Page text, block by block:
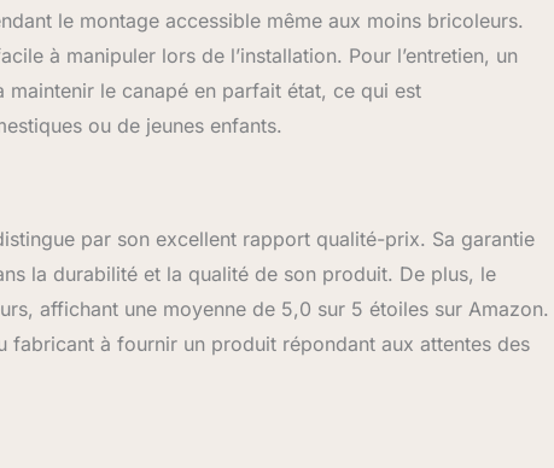
le montage accessible même aux moins bricoleurs.
à manipuler lors de l’installation. Pour l’entretien, un
le canapé en parfait état, ce qui est
ou de jeunes enfants.
par son excellent rapport qualité-prix. Sa garantie
la durabilité et la qualité de son produit. De plus, le
affichant une moyenne de 5,0 sur 5 étoiles sur Amazon.
fabricant à fournir un produit répondant aux attentes des